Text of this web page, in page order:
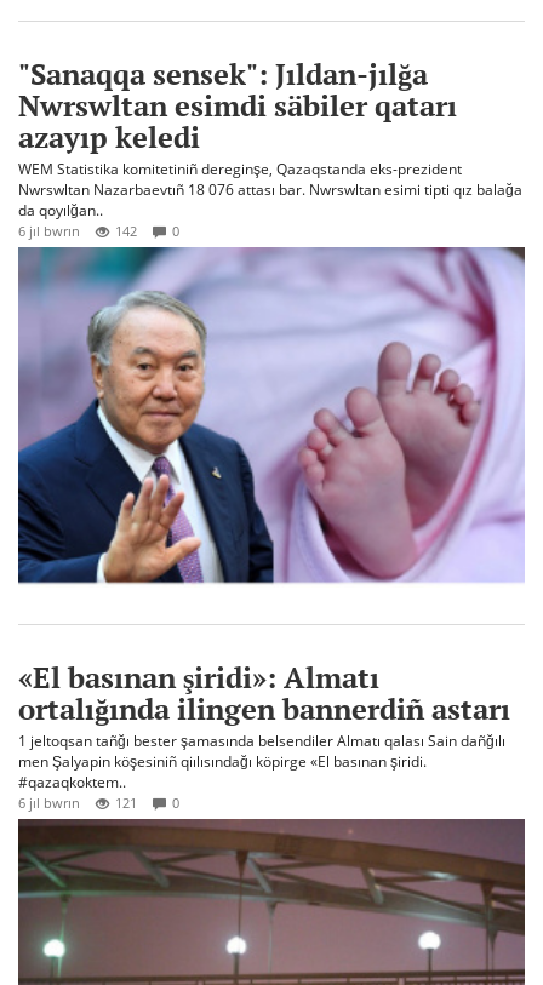
"Sanaqqa sensek": Jıldan-jılğa
Nwrswltan esimdi säbiler qatarı
azayıp keledi
WEM Statistika komitetiniñ dereginşe, Qazaqstanda eks-prezident
Nwrswltan Nazarbaevtıñ 18 076 attası bar. Nwrswltan esimi tipti qız balağa
da qoyılğan..
6 jıl bwrın 142 0
«El basınan şiridi»: Almatı
ortalığında ilingen bannerdiñ astarı
1 jeltoqsan tañğı bester şamasında belsendiler Almatı qalası Sain dañğılı
men Şalyapin köşesiniñ qiılısındağı köpirge «El basınan şiridi.
#qazaqkoktem..
6 jıl bwrın 121 0